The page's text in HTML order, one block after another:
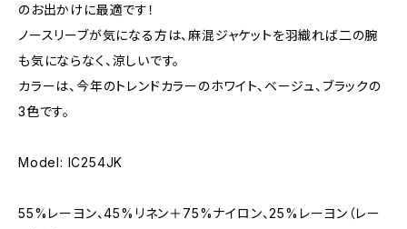
のお出かけに最適です！
ノースリーブが気になる方は、麻混ジャケットを羽織れば二の腕
も気にならなく、涼しいです。
カラーは、今年のトレンドカラーのホワイト、ベージュ、ブラックの
3色です。
Model: IC254JK
55%レーヨン、45%リネン＋75%ナイロン、25%レーヨン（レー